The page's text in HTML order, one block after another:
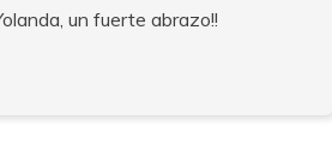
un fuerte abrazo!!